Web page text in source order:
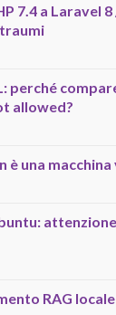
7.4 a Laravel 8
perché
allowed?
è una
RAG